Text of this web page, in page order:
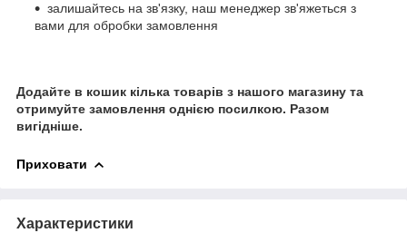
залишайтесь на зв'язку, наш менеджер зв'яжеться з
вами для обробки замовлення
Додайте в кошик кілька товарів з нашого магазину та
отримуйте замовлення однією посилкою. Разом
вигідніше.
Приховати
Характеристики